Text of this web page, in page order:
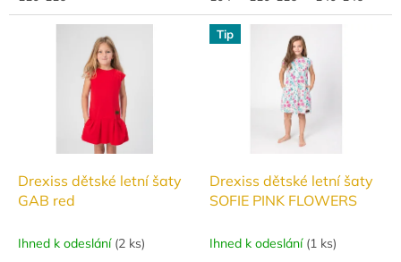
Drexiss dětské letní šaty
GAB red
Ihned k odeslání (2 ks)
Tip
Drexiss dětské letní šaty
SOFIE PINK FLOWERS
Ihned k odeslání (1 ks)